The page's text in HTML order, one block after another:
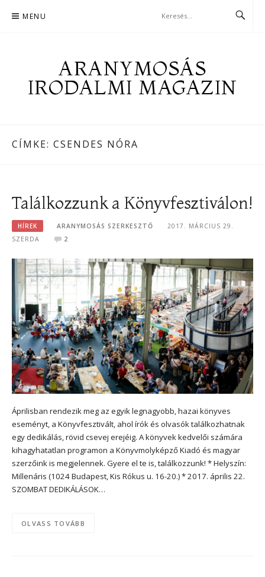
MENU
ARANYMOSÁS
IRODALMI MAGAZIN
CÍMKE: CSENDES NÓRA
Találkozzunk a Könyvfesztiválon!
HÍREK ARANYMOSÁS SZERKESZTŐ
2017. MÁRCIUS 29.
SZERDA
2
Áprilisban rendezik meg az egyik legnagyobb, hazai könyves
eseményt, a Könyvfesztivált, ahol írók és olvasók találkozhatnak
egy dedikálás, rövid csevej erejéig. A könyvek kedvelői számára
kihagyhatatlan programon a Könyvmolyképző Kiadó és magyar
szerzőink is megjelennek. Gyere el te is, találkozzunk! * Helyszín:
Millenáris (1024 Budapest, Kis Rókus u. 16-20.) * 2017. április 22.
SZOMBAT DEDIKÁLÁSOK…
OLVASS TOVÁBB